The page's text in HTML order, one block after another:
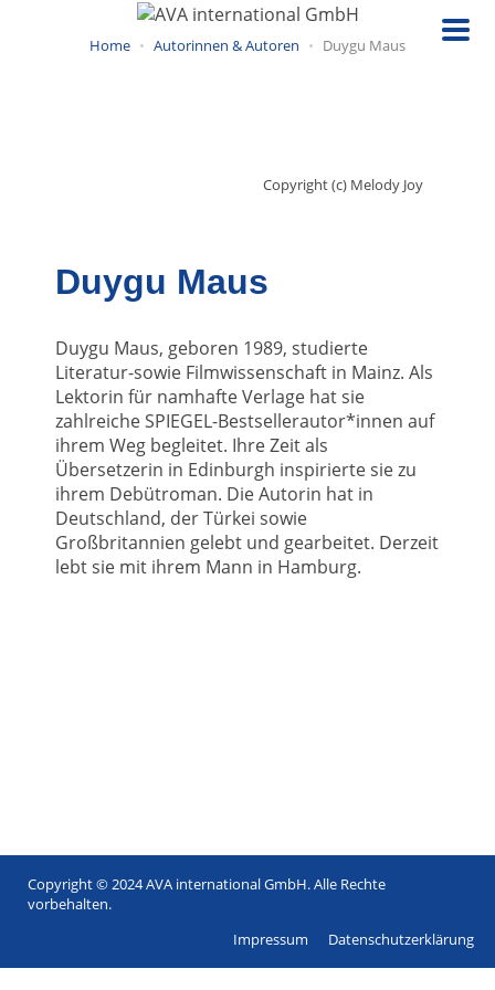
Home Autorinnen & Autoren Duygu Maus
Copyright (c) Melody Joy
Duygu Maus
Duygu Maus, geboren 1989, studierte
Literatur-sowie Filmwissenschaft in Mainz. Als
Lektorin für namhafte Verlage hat sie
zahlreiche SPIEGEL-Bestsellerautor*innen auf
ihrem Weg begleitet. Ihre Zeit als
Übersetzerin in Edinburgh inspirierte sie zu
ihrem Debütroman. Die Autorin hat in
Deutschland, der Türkei sowie
Großbritannien gelebt und gearbeitet. Derzeit
lebt sie mit ihrem Mann in Hamburg.
Copyright © 2024 AVA international GmbH. Alle Rechte
vorbehalten.
Footer
Datenschutzerklärung
Impressum